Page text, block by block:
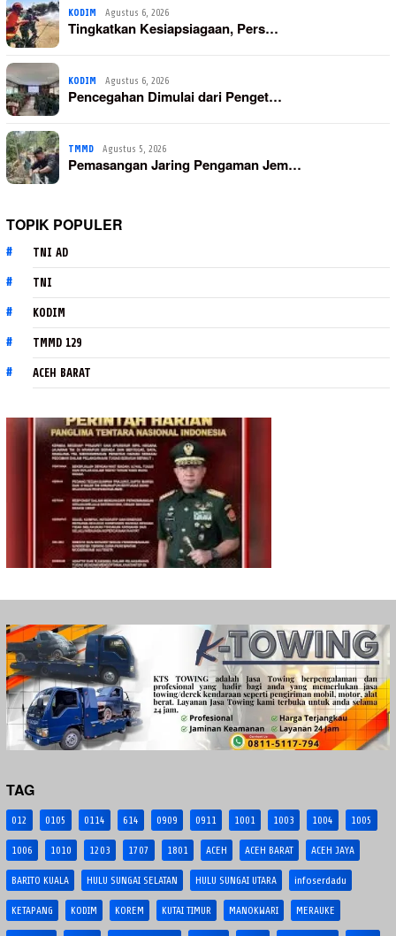
KODIM Agustus 6, 2026
Tingkatkan Kesiapsiagaan, Pers…
KODIM Agustus 6, 2026
Pencegahan Dimulai dari Penget…
TMMD Agustus 5, 2026
Pemasangan Jaring Pengaman Jem…
TOPIK POPULER
TNI AD
TNI
KODIM
TMMD 129
ACEH BARAT
TAG
012 0105 0114 614 0909 0911 1001 1003 1004 1005
1006 1010 1203 1707 1801 ACEH ACEH BARAT ACEH JAYA
BARITO KUALA HULU SUNGAI SELATAN HULU SUNGAI UTARA infoserdadu
KETAPANG KODIM KOREM KUTAI TIMUR MANOKWARI MERAUKE